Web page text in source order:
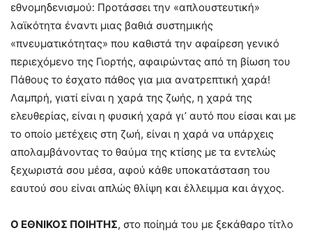
εθνομηδενισμού: Προτάσσει την «απλουστευτική»
λαϊκότητα έναντι μιας βαθιά συστημικής
«πνευματικότητας» που καθιστά την αφαίρεση γενικό
περιεχόμενο της Γιορτής, αφαιρώντας από τη βίωση του
Πάθους το έσχατο πάθος για μια ανατρεπτική χαρά!
Λαμπρή, γιατί είναι η χαρά της ζωής, η χαρά της
ελευθερίας, είναι η φυσική χαρά γι’ αυτό που είσαι και με
το οποίο μετέχεις στη ζωή, είναι η χαρά να υπάρχεις
απολαμβάνοντας το θαύμα της κτίσης με τα εντελώς
ξεχωριστά σου μέσα, αφού κάθε υποκατάσταση του
εαυτού σου είναι απλώς θλίψη και έλλειμμα και άγχος.
Ο ΕΘΝΙΚΟΣ ΠΟΙΗΤΗΣ, στο ποίημά του με ξεκάθαρο τίτλο